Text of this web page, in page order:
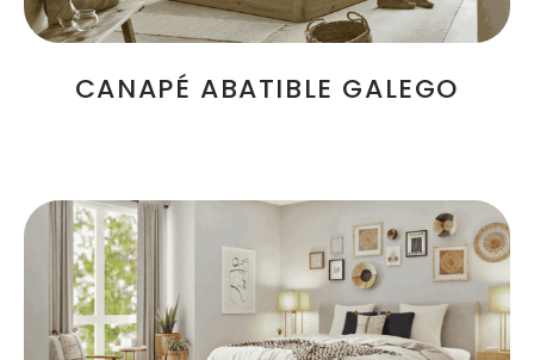
CANAPÉ ABATIBLE GALEGO